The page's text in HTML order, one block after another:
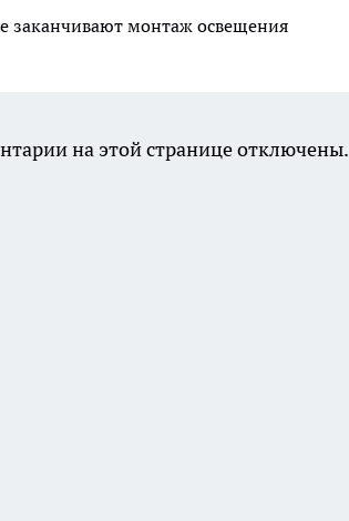
заканчивают монтаж освещения
на этой странице отключены.